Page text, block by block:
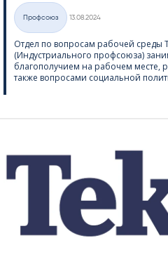
Категории
Профсоюз
13.08.2024
Отдел по вопросам рабочей среды
(Индустриального профсоюза)
благополучием на рабочем месте,
также вопросами социальной